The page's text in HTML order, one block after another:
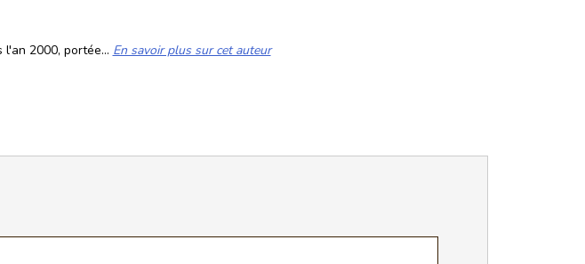
2000, portée... En savoir plus sur cet auteur